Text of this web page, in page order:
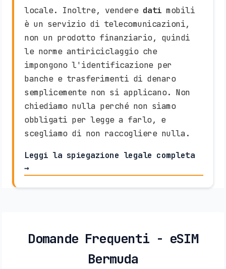
locale. Inoltre, vendere dati mobili
è un servizio di telecomunicazioni,
non un prodotto finanziario, quindi
le norme antiriciclaggio che
impongono l'identificazione per
banche e trasferimenti di denaro
semplicemente non si applicano. Non
chiediamo nulla perché non siamo
obbligati per legge a farlo, e
scegliamo di non raccogliere nulla.
Leggi la spiegazione legale completa
→
Domande Frequenti - eSIM
Bermuda